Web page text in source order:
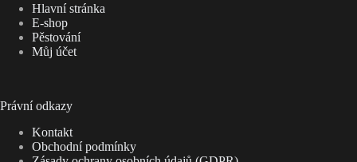
Hlavní stránka
E-shop
Pěstování
Můj účet
Právní odkazy
Kontakt
Obchodní podmínky